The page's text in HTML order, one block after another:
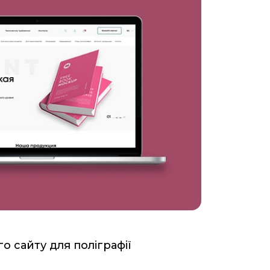
сайту для поліграфії